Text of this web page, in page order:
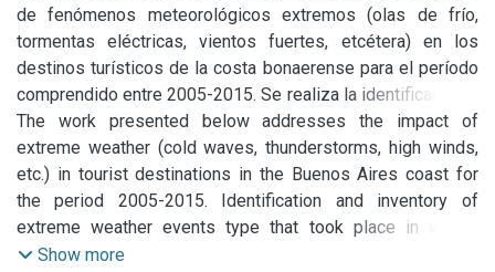
de fenómenos meteorológicos extremos (olas de frío,
tormentas eléctricas, vientos fuertes, etcétera) en los
destinos turísticos de la costa bonaerense para el período
comprendido entre 2005-2015. Se realiza la identificación e
inventario de los eventos meteorológicos de tipo extremo
que tuvieron lugar en invierno, otoño y primavera. De esta
manera se continua con el análisis realizado por Gil et al.
(2015). Los resultados servirán para mejorar la gestión
pública de los destinos turísticos en términos de la
prevención y mitigación de eventos extremos.
The work presented below addresses the impact of
extreme weather (cold waves, thunderstorms, high winds,
etc.) in tourist destinations in the Buenos Aires coast for
the period 2005-2015. Identification and inventory of
extreme weather events type that took place in winter,
autumn and spring is performed. Thus we continue with the
Show more